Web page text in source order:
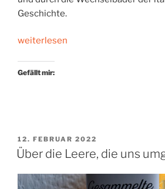
Geschichte.
„Die
seines
weiterlesen
Gefällt mir:
VERÖFFENTLICHT
AM
12. FEBRUAR 2022
Über die Leere, die uns